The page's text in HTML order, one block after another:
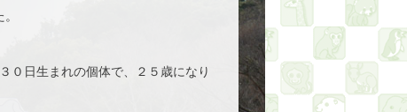
０日生まれの個体で、２５歳になり